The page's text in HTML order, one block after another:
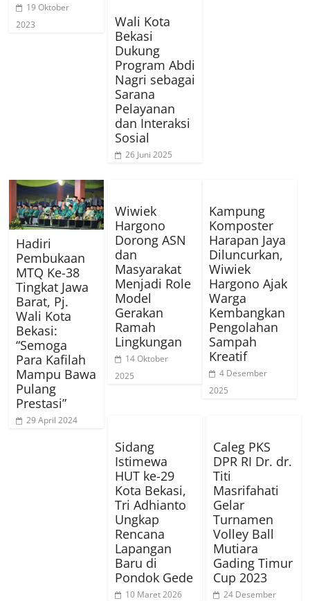
19 Oktober
2023
Wali Kota
Bekasi
Dukung
Program Abdi
Nagri sebagai
Sarana
Pelayanan
dan Interaksi
Sosial
26 Juni 2025
Hadiri
Pembukaan
MTQ Ke-38
Tingkat Jawa
Barat, Pj.
Wali Kota
Bekasi:
“Semoga
Para Kafilah
Mampu Bawa
Pulang
Prestasi”
29 April 2024
Wiwiek
Hargono
Dorong ASN
dan
Masyarakat
Menjadi Role
Model
Gerakan
Ramah
Lingkungan
14 Oktober
2025
Kampung
Komposter
Harapan Jaya
Diluncurkan,
Wiwiek
Hargono Ajak
Warga
Kembangkan
Pengolahan
Sampah
Kreatif
4 Desember
2025
Sidang
Istimewa
HUT ke-29
Kota Bekasi,
Tri Adhianto
Ungkap
Rencana
Lapangan
Baru di
Pondok Gede
10 Maret 2026
Caleg PKS
DPR RI Dr. dr.
Titi
Masrifahati
Gelar
Turnamen
Volley Ball
Mutiara
Gading Timur
Cup 2023
24 Desember